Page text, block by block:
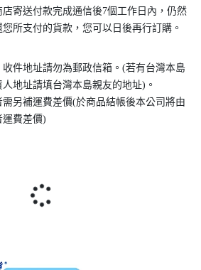
寄送付款完成通信後7個工作日內，仍然
所支付的貨款，您可以日後再行訂購。
收件地址請勿為郵政信箱。(若有台灣本島
地址請填台灣本島親友的地址)。
另補運費差價(於商品結帳後本公司將由
運費差價)